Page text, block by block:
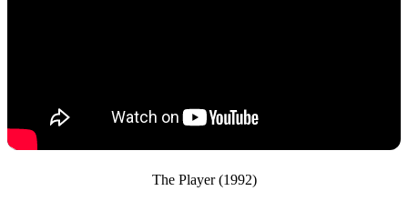
The Player (1992)